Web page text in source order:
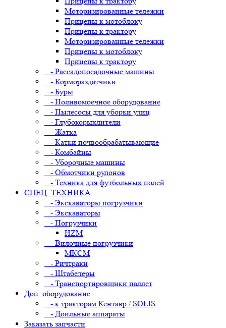
Моторизированные тележки
Прицепы к мотоблоку
Прицепы к трактору
Моторизированные тележки
Прицепы к мотоблоку
Прицепы к трактору
- Рассадопосадочные машины
- Кормораздатчики
- Буры
- Поливомоечное оборудование
- Пылесосы для уборки улиц
- Глубокорыхлители
- Жатка
- Катки почвообрабатывающие
- Комбайны
- Уборочные машины
- Обмотчики рулонов
- Техника для футбольных полей
СПЕЦ. ТЕХНИКА
- Экскаваторы погрузчики
- Экскаваторы
- Погрузчики
HZM
- Вилочные погрузчики
МКСМ
- Ричтраки
- Штабелеры
- Транспортировщики паллет
Доп. оборудование
- к тракторам Кентавр / SOLIS
- Доильные аппараты
Заказать запчасти